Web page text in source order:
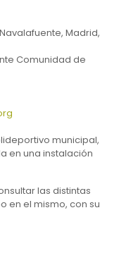
Madrid,
Comunidad de
municipal,
en una instalación
las distintas
en el mismo, con su